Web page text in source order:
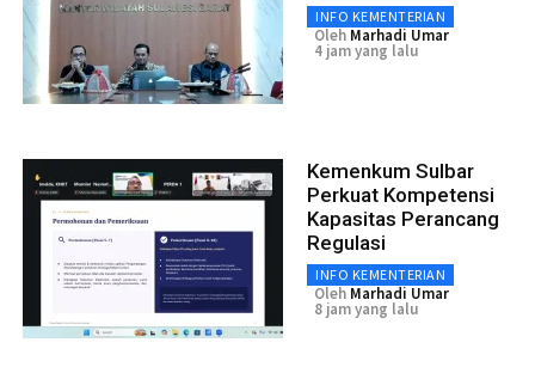
INFO KEMENTERIAN
Oleh Marhadi Umar
4 jam yang lalu
Kemenkum Sulbar
Perkuat Kompetensi
Kapasitas Perancang
Regulasi
INFO KEMENTERIAN
Oleh Marhadi Umar
8 jam yang lalu